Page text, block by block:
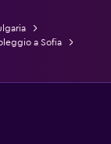
a Sofia